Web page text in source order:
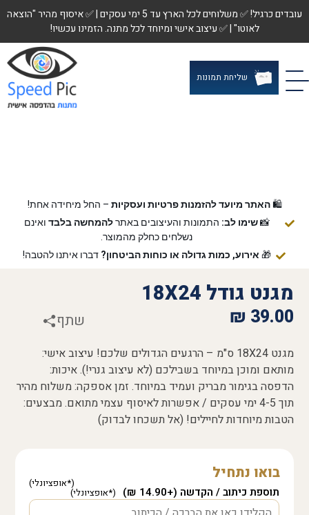
עובדים כרגיל! ✅ משלוחים לכל הארץ עד 5 ימי עסקים | ✅ איסוף מהיר "הוצאה
לאוטו" | ✅ עיצוב אישי ומיוחד לכל מתנה. הזמינו עכשיו!
שליחת תמונות
🛍️האתר מיועד להזמנות פרטיות ועסקיות – החל מיחידה אחת!
📸שימו לב: התמונות והעיצובים באתרלהמחשה בלבד ואינם
נשלחים כחלק מהמוצר.
🎁 אירוע, כמות גדולה או כוחות הביטחון? דברו איתנו להטבה!
מגנט גודל 18X24
39.00
₪ שתף
מגנט 18X24 ס"מ – הרגעים הגדולים שלכם! עיצוב אישי:
מותאם ומוכן במיוחד בשבילכם (לא עיצוב גנרי!). איכות:
הדפסה בגימור מבריק ועמיד במיוחד. זמן אספקה: משלוח מהיר
תוך 4-5 ימי עסקים / אפשרות לאיסוף עצמי מתואם. מבצעים:
הטבות מיוחדות לחיילים! (אל תשכחו לבדוק)
בואו נתחיל
תוספת כיתוב / הקדשה (+14.90 ₪)